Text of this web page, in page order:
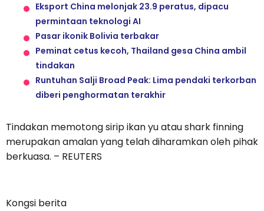
Eksport China melonjak 23.9 peratus, dipacu
permintaan teknologi AI
Pasar ikonik Bolivia terbakar
Peminat cetus kecoh, Thailand gesa China ambil
tindakan
Runtuhan Salji Broad Peak: Lima pendaki terkorban
diberi penghormatan terakhir
Tindakan memotong sirip ikan yu atau shark finning
merupakan amalan yang telah diharamkan oleh pihak
berkuasa. – REUTERS
Kongsi berita